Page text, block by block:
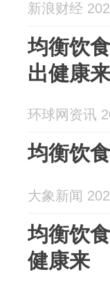
新浪财经
均衡饮
出健康来
环球网资讯
均衡饮
大象新闻
均衡饮
健康来